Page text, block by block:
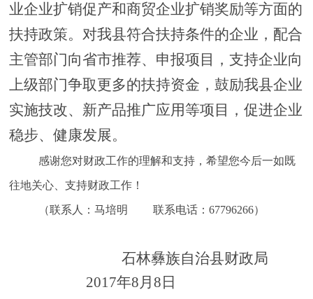
业企业扩销促产和商贸企业扩销奖励等方面的
扶持政策。对我县符合扶持条件的企业，配合
主管部门向省市推荐、申报项目，支持企业向
上级部门争取更多的扶持资金，鼓励我县企业
实施技改、新产品推广应用等项目，促进企业
稳步、健康发展。
感谢您对财政工作的理解和支持，希望您今后一如既
往地关心、支持财政工作！
（联系人：马培明 联系电话：67796266）
石林彝族自治县财政局
2017年8月8日